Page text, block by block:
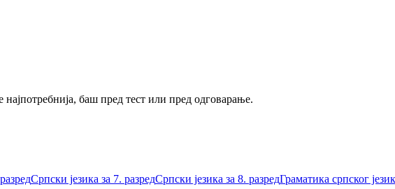
најпотребнија, баш пред тест или пред одговарање.
Српски језика за 7. разредСрпски језика за 8. разредГраматика српског